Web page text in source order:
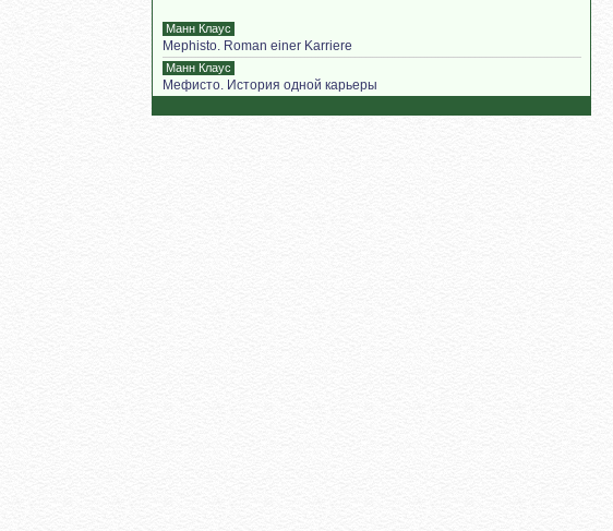
Манн Клаус
Mephisto. Roman einer Karriere
Манн Клаус
Мефисто. История одной карьеры